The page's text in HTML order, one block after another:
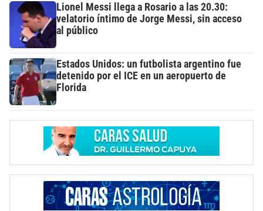
Lionel Messi llega a Rosario a las 20.30:
velatorio íntimo de Jorge Messi, sin acceso
al público
Estados Unidos: un futbolista argentino fue
detenido por el ICE en un aeropuerto de
Florida